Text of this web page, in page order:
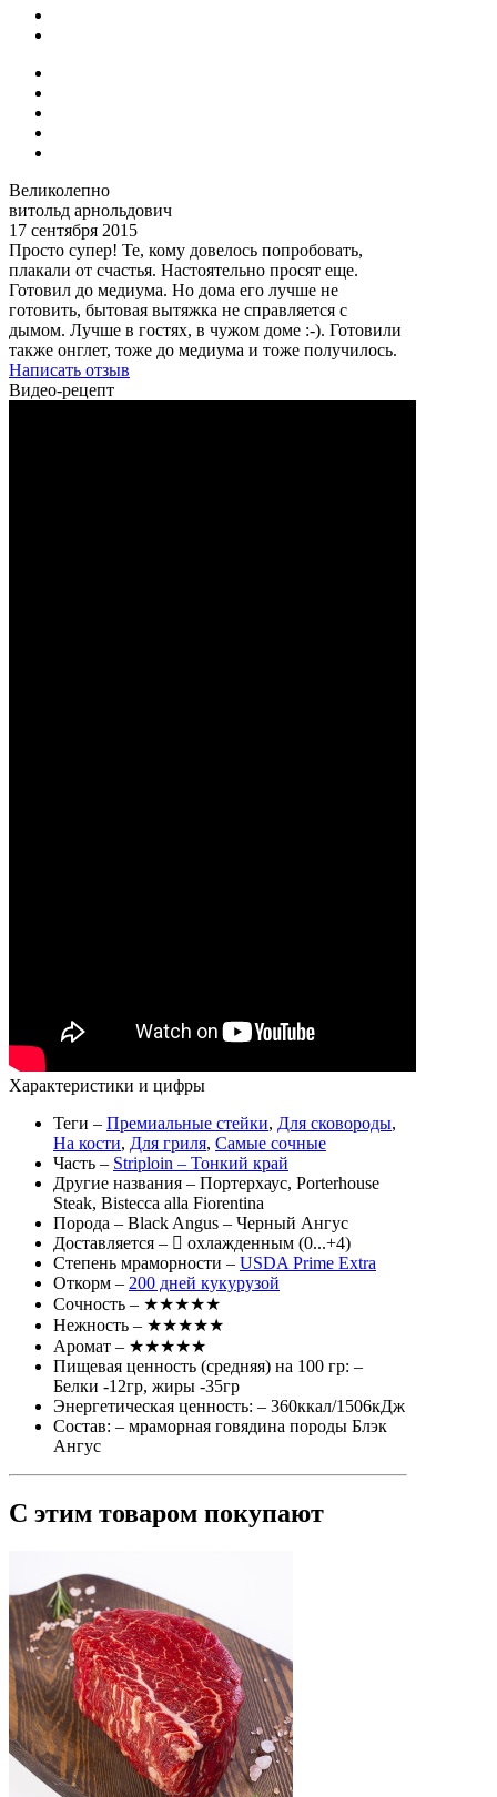
Великолепно
витольд арнольдович
17 сентября 2015
Просто супер! Те, кому довелось попробовать,
плакали от счастья. Настоятельно просят еще.
Готовил до медиума. Но дома его лучше не
готовить, бытовая вытяжка не справляется с
дымом. Лучше в гостях, в чужом доме :-). Готовили
также онглет, тоже до медиума и тоже получилось.
Написать отзыв
Видео-рецепт
Характеристики и цифры
Теги – Премиальные стейки, Для сковороды,
На кости, Для гриля, Самые сочные
Часть – Striploin – Тонкий край
Другие названия – Портерхаус, Porterhouse
Steak, Bistecca alla Fiorentina
Порода – Black Angus – Черный Ангус
Доставляется –
охлажденным (0...+4)
Степень мраморности – USDA Prime Extra
Откорм – 200 дней кукурузой
Сочность – ★★★★★
Нежность – ★★★★★
Аромат – ★★★★★
Пищевая ценность (средняя) на 100 гр: –
Белки -12гр, жиры -35гр
Энергетическая ценность: – 360ккал/1506кДж
Состав: – мраморная говядина породы Блэк
Ангус
С этим товаром покупают